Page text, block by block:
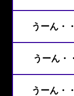
うーん・
うーん・
うーん・